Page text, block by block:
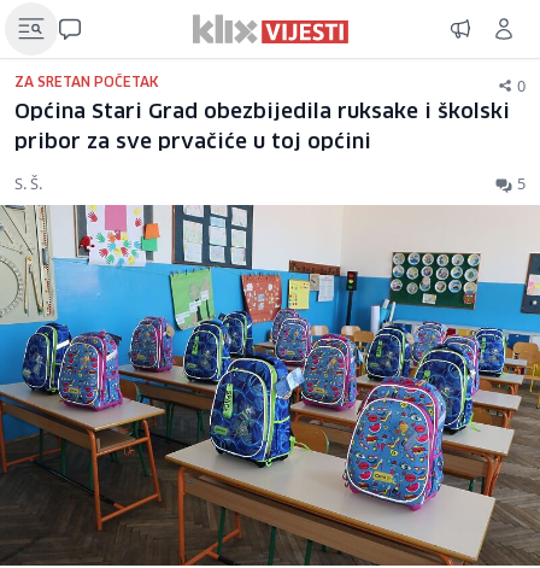
ZA SRETAN POČETAK 0
Općina Stari Grad obezbijedila ruksake i školski
pribor za sve prvačiće u toj općini
S. Š. 5